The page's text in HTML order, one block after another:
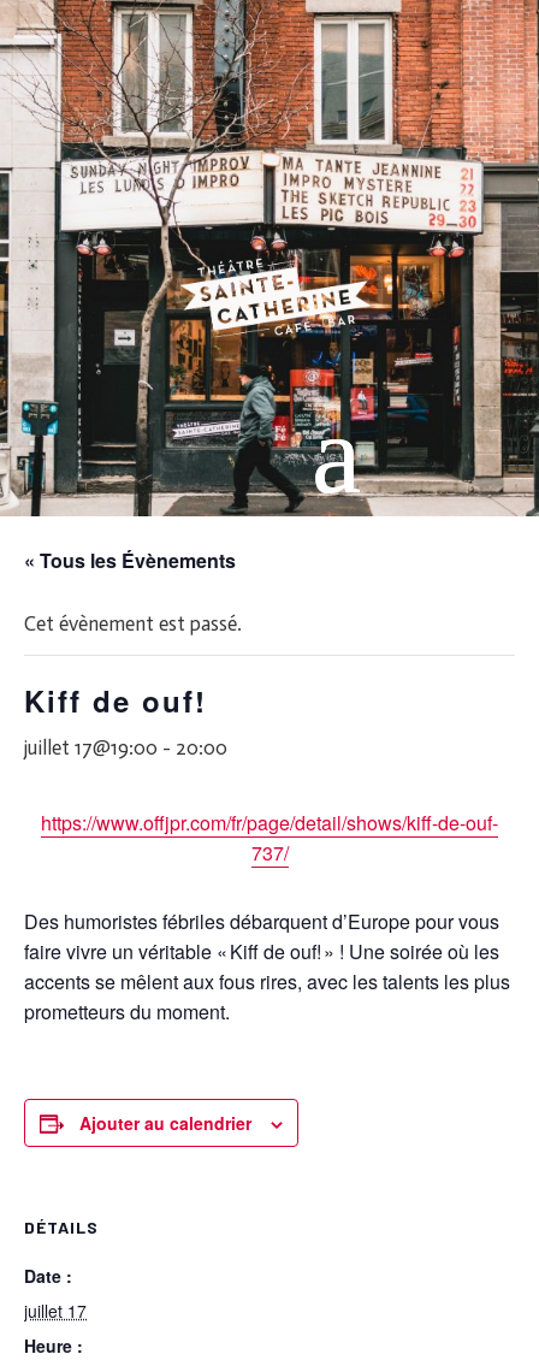
« Tous les Évènements
Cet évènement est passé.
Kiff de ouf!
juillet 17@19:00 - 20:00
https://www.offjpr.com/fr/page/detail/shows/kiff-de-ouf-
737/
Des humoristes fébriles débarquent d’Europe pour vous
faire vivre un véritable « Kiff de ouf! » ! Une soirée où les
accents se mêlent aux fous rires, avec les talents les plus
prometteurs du moment.
Ajouter au calendrier
DÉTAILS
Date :
juillet 17
Heure :